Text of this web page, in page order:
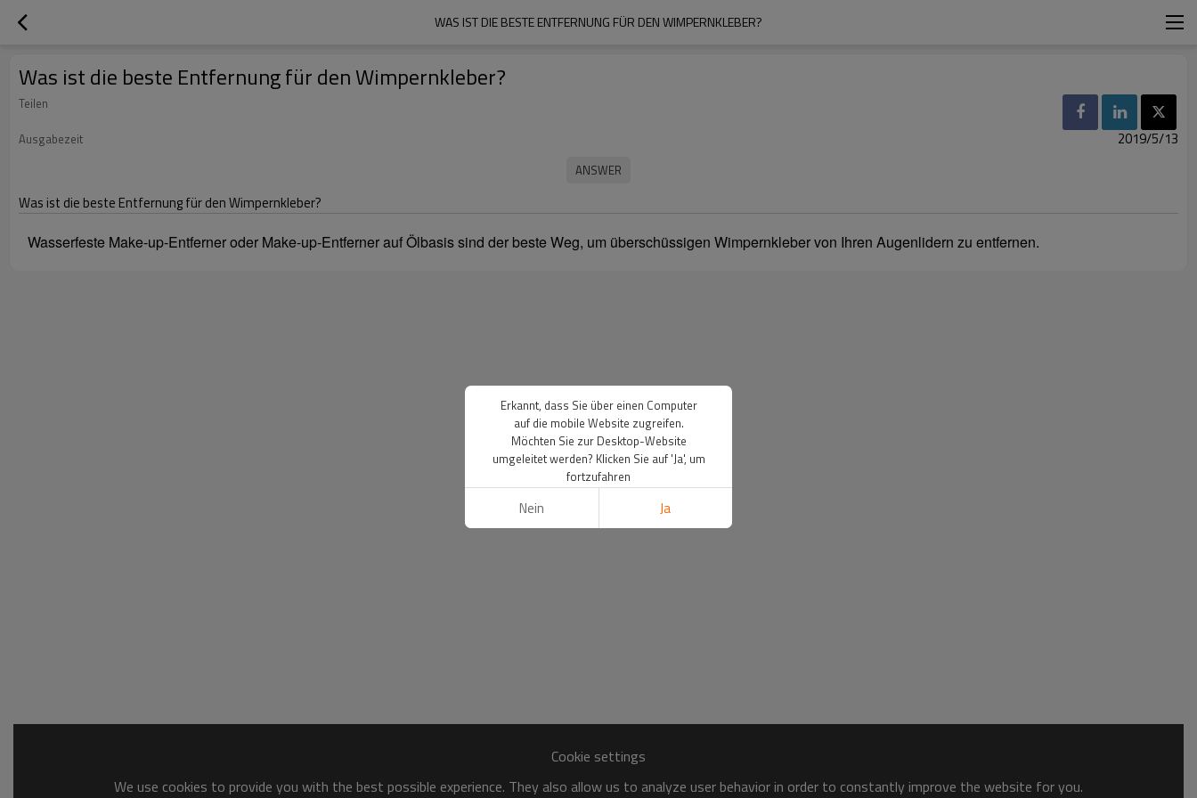
WAS IST DIE BESTE ENTFERNUNG FÜR DEN WIMPERNKLEBER?
Was ist die beste Entfernung für den Wimpernkleber?
Teilen
Ausgabezeit
2019/5/13
Was ist die beste Entfernung für den Wimpernkleber?
Wasserfeste Make-up-Entferner oder Make-up-Entferner auf Ölbasis sind der beste Weg, um überschüssigen Wimpernkleber von Ihren Augenlidern zu entfernen.
Cookie settings
We use cookies to provide you with the best possible experience. They also allow us to analyze user behavior in order to constantly improve the website for you.
Erkannt, dass Sie über einen Computer
auf die mobile Website zugreifen.
Möchten Sie zur Desktop-Website
umgeleitet werden? Klicken Sie auf 'Ja', um
fortzufahren
Nein Ja